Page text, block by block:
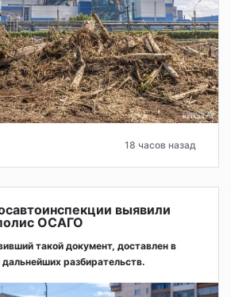
18 часов назад
выявили
ОСАГО
такой документ, доставлен в
разбирательств.